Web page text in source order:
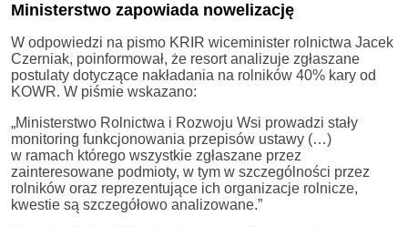
Ministerstwo zapowiada nowelizację
W odpowiedzi na pismo KRIR wiceminister rolnictwa Jacek
Czerniak, poinformował, że resort analizuje zgłaszane
postulaty dotyczące nakładania na rolników 40% kary od
KOWR. W piśmie wskazano:
„Ministerstwo Rolnictwa i Rozwoju Wsi prowadzi stały
monitoring funkcjonowania przepisów ustawy (…)
w ramach którego wszystkie zgłaszane przez
zainteresowane podmioty, w tym w szczególności przez
rolników oraz reprezentujące ich organizacje rolnicze,
kwestie są szczegółowo analizowane.”